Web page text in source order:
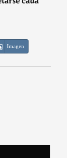
Imagen